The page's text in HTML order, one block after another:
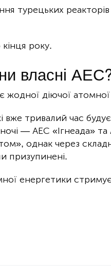
турецьких
року.
власні
жодної діючої атомної
вже тривалий час
— АЕС «Ігнеада»
однак через
призупинені.
енергетики